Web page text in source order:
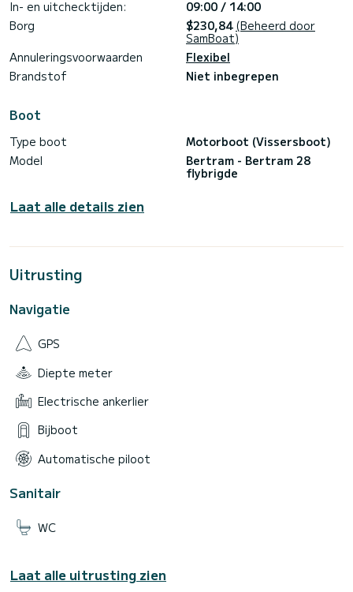
In- en uitchecktijden:
09:00 / 14:00
Borg
$230,84 (Beheerd door
SamBoat)
Annuleringsvoorwaarden
Flexibel
Brandstof
Niet inbegrepen
Boot
Type boot
Motorboot (Vissersboot)
Model
Bertram - Bertram 28
flybrigde
Laat alle details zien
Uitrusting
Navigatie
GPS
Diepte meter
Electrische ankerlier
Bijboot
Automatische piloot
Sanitair
WC
Laat alle uitrusting zien